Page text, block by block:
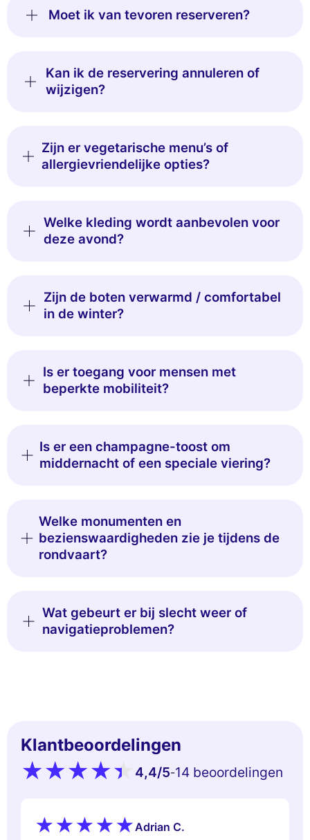
Moet ik van tevoren reserveren?
Kan ik de reservering annuleren of
wijzigen?
Zijn er vegetarische menu’s of
allergievriendelijke opties?
Welke kleding wordt aanbevolen voor
deze avond?
Zijn de boten verwarmd / comfortabel
in de winter?
Is er toegang voor mensen met
beperkte mobiliteit?
Is er een champagne-toost om
middernacht of een speciale viering?
Welke monumenten en
bezienswaardigheden zie je tijdens de
rondvaart?
Wat gebeurt er bij slecht weer of
navigatieproblemen?
Klantbeoordelingen
4,4/5-14 beoordelingen
Adrian C.